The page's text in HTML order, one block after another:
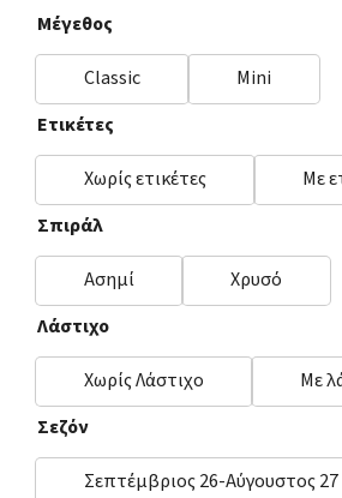
Μέγεθος
Classic
Mini
Ετικέτες
Χωρίς ετικέτες
Με
Σπιράλ
Ασημί
Χρυσό
Λάστιχο
Χωρίς Λάστιχο
Με
Σεζόν
Σεπτέμβριος 26-Αύγουστος 27